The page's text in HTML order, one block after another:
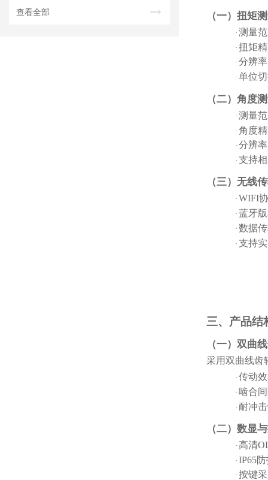
查看全部 （一）扭矩
· 测量
· 扭矩
· 分辨
· 单位
（二）角度
· 测量
· 角度
· 分辨
· 支持
（三）无线
· WIFI
· 蓝牙
· 数据
· 支持
三、产品结
（一）双曲
采用双曲线齿
· 传动
· 啮合
· 耐冲
（二）数显
· 高清
· IP65
· 按键